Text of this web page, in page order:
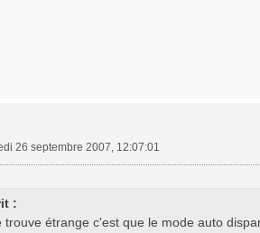
26 septembre 2007, 12:07:01
:
trouve étrange c'est que le mode auto